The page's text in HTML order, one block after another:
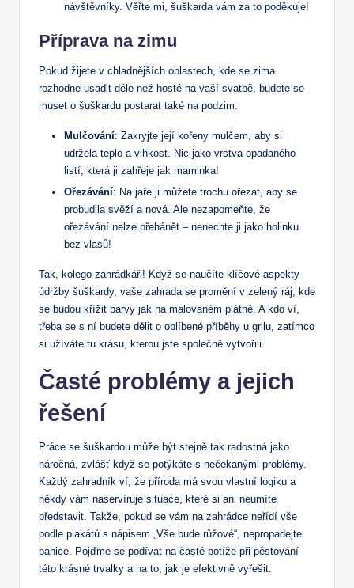
návštěvníky. Věřte mi, šuškarda vám za to poděkuje!
Příprava na zimu
Pokud žijete v chladnějších oblastech, kde se zima
rozhodne usadit déle než hosté na vaší svatbě, budete se
muset o šuškardu postarat také na podzim:
Mulčování: Zakryjte její kořeny mulčem, aby si
udržela teplo a vlhkost. Nic jako vrstva opadaného
listí, která ji zahřeje jak maminka!
Ořezávání: Na jaře ji můžete trochu ořezat, aby se
probudila svěží a nová. Ale nezapomeňte, že
ořezávání nelze přehánět – nenechte ji jako holinku
bez vlasů!
Tak, kolego zahrádkáři! Když se naučíte klíčové aspekty
údržby šuškardy, vaše zahrada se promění v zelený ráj, kde
se budou křížit barvy jak na malovaném plátně. A kdo ví,
třeba se s ní budete dělit o oblíbené příběhy u grilu, zatímco
si užíváte tu krásu, kterou jste společně vytvořili.
Časté problémy a jejich
řešení
Práce se šuškardou může být stejně tak radostná jako
náročná, zvlášť když se potýkáte s nečekanými problémy.
Každý zahradník ví, že příroda má svou vlastní logiku a
někdy vám naservíruje situace, které si ani neumíte
představit. Takže, pokud se vám na zahrádce neřídí vše
podle plakátů s nápisem „Vše bude růžové“, nepropadejte
panice. Pojďme se podívat na časté potíže při pěstování
této krásné trvalky a na to, jak je efektivně vyřešit.